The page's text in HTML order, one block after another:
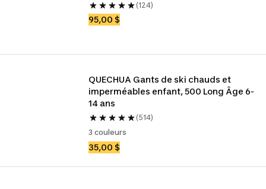
(124)
95,00 $
QUECHUA Gants de ski chauds et
imperméables enfant, 500 Long Âge 6-
14 ans
(514)
3 couleurs
35,00 $